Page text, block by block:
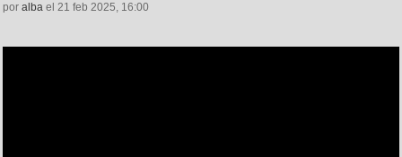
por alba el 21 feb 2025, 16:00